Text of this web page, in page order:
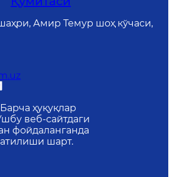
Амир Темур шоҳ кўчаси,
Барча ҳуқуқлар
веб-сайтдаги
фойдаланганда
шарт.